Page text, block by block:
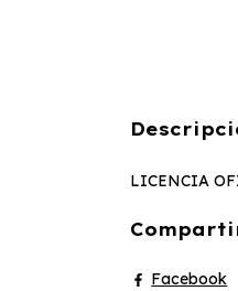
LICENCIA
Facebook